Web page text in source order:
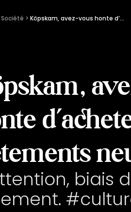
Société > Köpskam, avez-vous honte d’acheter des vêtements neufs ?
biais